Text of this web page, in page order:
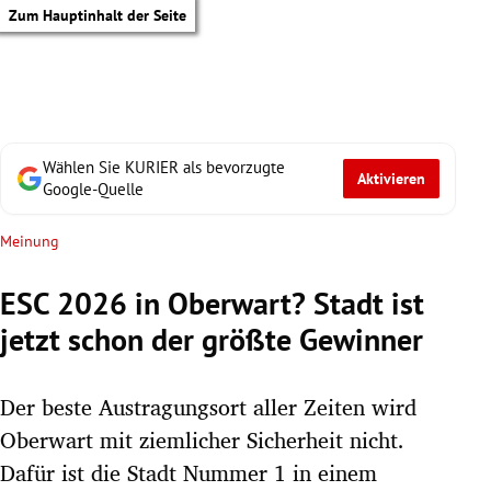
Zum Hauptinhalt der Seite
Untermenü
Wählen Sie KURIER als bevorzugte
Google-Quelle
Aktivieren
Meinung
ESC 2026 in Oberwart? Stadt ist
jetzt schon der größte Gewinner
Der beste Austragungsort aller Zeiten wird
Oberwart mit ziemlicher Sicherheit nicht.
Dafür ist die Stadt Nummer 1 in einem